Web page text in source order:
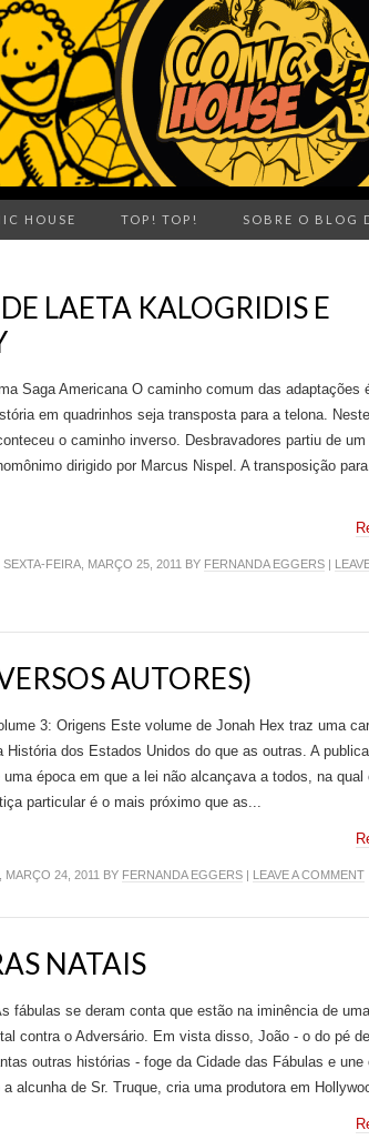
HOUSE TOP! TOP! SOBRE O BLOG
LAETA KALOGRIDIS E
Saga Americana O caminho comum das adaptações
em quadrinhos seja transposta para a telona.
o caminho inverso. Desbravadores partiu de um
dirigido por Marcus Nispel. A transposição
SEXTA-FEIRA, MARÇO 25, 2011 BY FERNANDA EGGERS |
AUTORES)
3: Origens Este volume de Jonah Hex traz uma
História dos Estados Unidos do que as outras. A
época em que a lei não alcançava a todos, na qual
particular é o mais próximo que as...
24, 2011 BY FERNANDA EGGERS | LEAVE A COMMENT
NATAIS
fábulas se deram conta que estão na iminência de
contra o Adversário. Em vista disso, João - o do pé
outras histórias - foge da Cidade das Fábulas e une
alcunha de Sr. Truque, cria uma produtora em